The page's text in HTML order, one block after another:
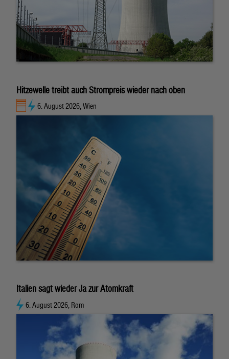
Hitzewelle treibt auch Strompreis wieder nach oben
6. August 2026, Wien
Italien sagt wieder Ja zur Atomkraft
6. August 2026, Rom